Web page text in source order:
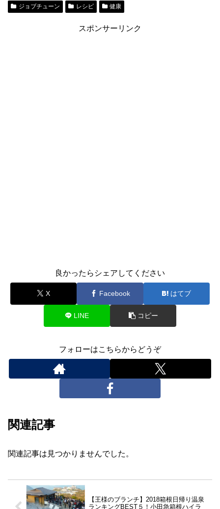
ジョブチューン レシピ 健康
スポンサーリンク
良かったらシェアしてください
X Facebook はてブ
LINE コピー
フォローはこちらからどうぞ
関連記事
関連記事は見つかりませんでした。
【王様のブランチ】2018箱根日帰り温泉
ランキングBEST５！小田急箱根ハイラ